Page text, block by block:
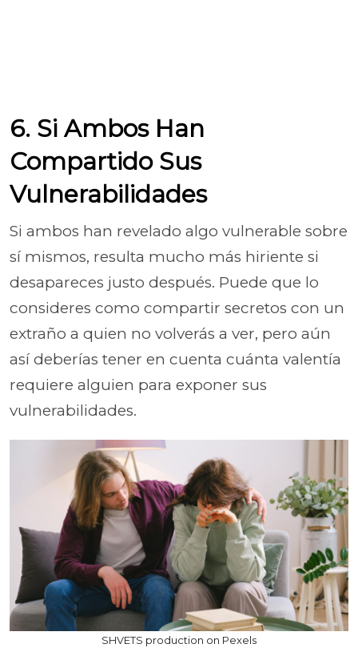
6. Si Ambos Han
Compartido Sus
Vulnerabilidades
Si ambos han revelado algo vulnerable sobre
sí mismos, resulta mucho más hiriente si
desapareces justo después. Puede que lo
consideres como compartir secretos con un
extraño a quien no volverás a ver, pero aún
así deberías tener en cuenta cuánta valentía
requiere alguien para exponer sus
vulnerabilidades.
SHVETS production on Pexels